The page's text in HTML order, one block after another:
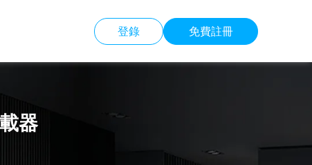
登錄 免費註冊
器